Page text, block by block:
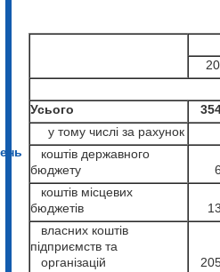
Усього
у тому числі за рахунок
коштів державного
бюджету
коштів місцевих
бюджетів
власних коштів
підприємств та
організацій